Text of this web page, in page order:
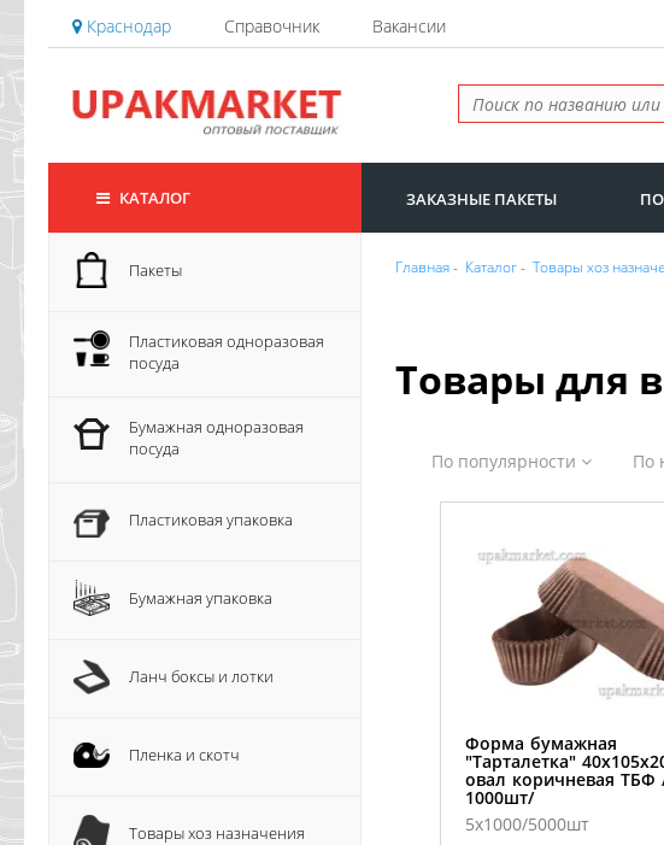
Краснодар Справочник Вакансии
КАТАЛОГ ЗАКАЗНЫЕ ПАКЕТЫ
Пакеты
Пластиковая одноразовая
посуда
Бумажная одноразовая
посуда
Пластиковая упаковка
Бумажная упаковка
Ланч боксы и лотки
Пленка и скотч
Товары хоз назначения
Главная- Каталог- Товары хоз
Товары для
По популярности По
Форма бумажная
"Тарталетка"
овал коричневая ТБФ
1000шт/
5х1000/5000шт